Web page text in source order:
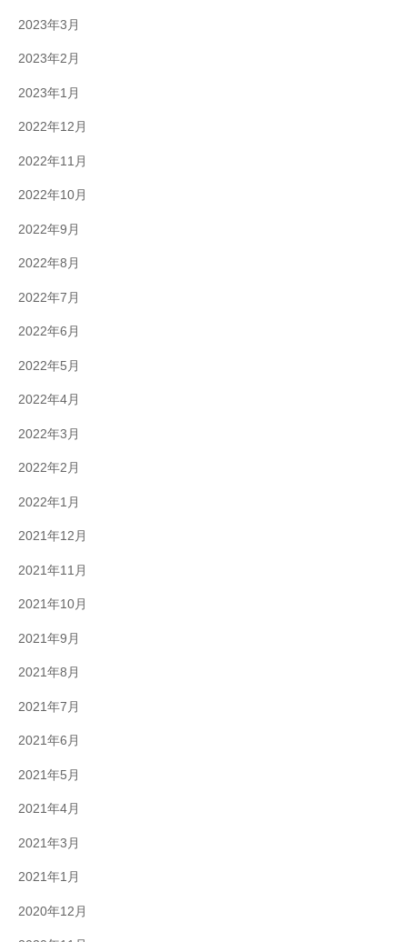
2023年3月
2023年2月
2023年1月
2022年12月
2022年11月
2022年10月
2022年9月
2022年8月
2022年7月
2022年6月
2022年5月
2022年4月
2022年3月
2022年2月
2022年1月
2021年12月
2021年11月
2021年10月
2021年9月
2021年8月
2021年7月
2021年6月
2021年5月
2021年4月
2021年3月
2021年1月
2020年12月